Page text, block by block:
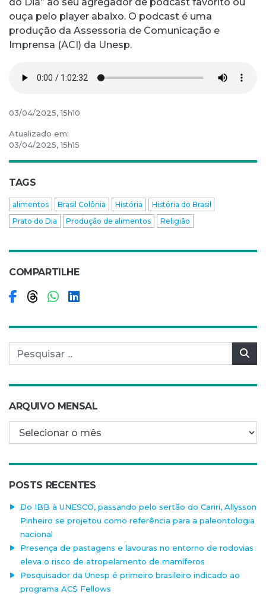
ouça pelo player abaixo. O podcast é uma
produção da Assessoria de Comunicação e
Imprensa (ACI) da Unesp.
03/04/2025, 15h10
Atualizado em:
03/04/2025, 15h15
TAGS
alimentos Brasil Colônia História
História do Brasil
Prato do Dia
Produção de alimentos Religião
COMPARTILHE
Compartilhar no Facebook
Compartilhar no Threads
Compartilhar no WhatsApp
Compartilhar no LinkedIn
Pesquisar por:
ARQUIVO MENSAL
Arquivo mensal
POSTS RECENTES
Do IBB à UNESCO, passando pelo sertão do Cariri, Allysson
Pinheiro se projetou como referência para a paleontologia
nacional
Presença de pastagens e lavouras no entorno de rodovias
eleva o risco de atropelamento de mamíferos
Pesquisador da Unesp é primeiro brasileiro indicado ao
programa ACS Fellows